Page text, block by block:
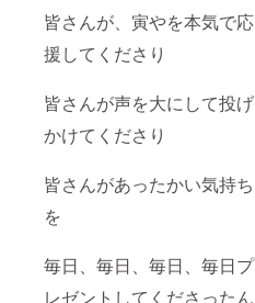
皆さんが、寅やを本気で応
援してくださり
皆さんが声を大にして投げ
かけてくださり
皆さんがあったかい気持ち
を
毎日、毎日、毎日、毎日プ
レゼントしてくださったん